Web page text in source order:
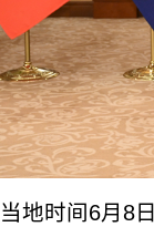
当地时间6月8